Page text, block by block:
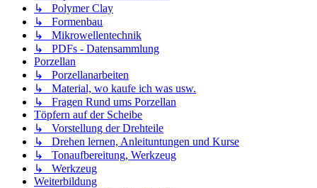
↳ Polymer Clay
↳ Formenbau
↳ Mikrowellentechnik
↳ PDFs - Datensammlung
Porzellan
↳ Porzellanarbeiten
↳ Material, wo kaufe ich was usw.
↳ Fragen Rund ums Porzellan
Töpfern auf der Scheibe
↳ Vorstellung der Drehteile
↳ Drehen lernen, Anleituntungen und Kurse
↳ Tonaufbereitung, Werkzeug
↳ Werkzeug
Weiterbildung